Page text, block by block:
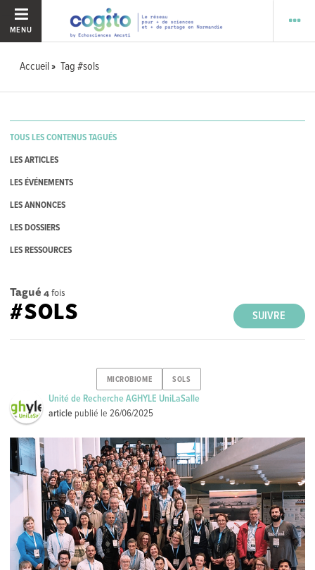
MENU
Accueil Tag #sols
TOUS LES CONTENUS TAGUÉS
LES ARTICLES
LES ÉVÉNEMENTS
LES ANNONCES
LES DOSSIERS
LES RESSOURCES
Tagué 4fois
SUIVRE
#SOLS
MICROBIOME SOLS
Unité de Recherche AGHYLE UniLaSalle
article publié le26/06/2025